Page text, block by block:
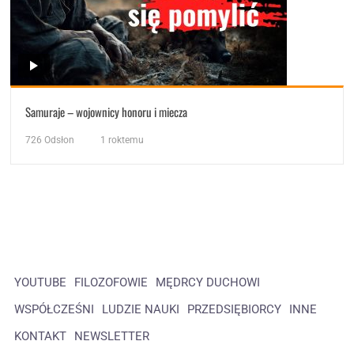
Samuraje – wojownicy honoru i miecza
726 Odsłon 1 roktemu
YOUTUBE FILOZOFOWIE
MĘDRCY DUCHOWI
WSPÓŁCZEŚNI
LUDZIE NAUKI PRZEDSIĘBIORCY
INNE
KONTAKT
NEWSLETTER